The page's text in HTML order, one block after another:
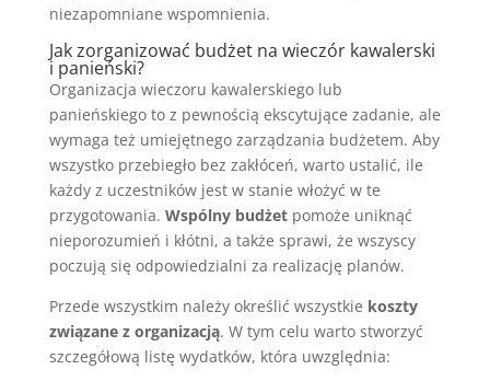
niezapomniane wspomnienia.
Jak zorganizować budżet na wieczór kawalerski
i panieński?
Organizacja wieczoru kawalerskiego lub
panieńskiego to z pewnością ekscytujące zadanie, ale
wymaga też umiejętnego zarządzania budżetem. Aby
wszystko przebiegło bez zakłóceń, warto ustalić, ile
każdy z uczestników jest w stanie włożyć w te
przygotowania. Wspólny budżetpomoże uniknąć
nieporozumień i kłótni, a także sprawi, że wszyscy
poczują się odpowiedzialni za realizację planów.
Przede wszystkim należy określić wszystkie koszty
związane z organizacją. W tym celu warto stworzyć
szczegółową listę wydatków, która uwzględnia: